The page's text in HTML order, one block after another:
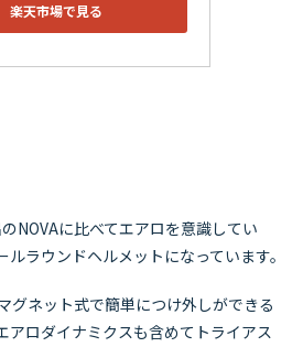
楽天市場で見る
NOVAに比べてエアロを意識してい
ラウンドヘルメットになっています。
グネット式で簡単につけ外しができる
アロダイナミクスも含めてトライアス